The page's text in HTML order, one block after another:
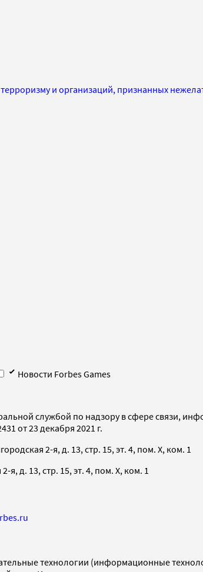
и организаций, признанных
Новости Forbes Games
службой по надзору в сфере связи,
от 23 декабря 2021 г.
2-я, д. 13, стр. 15, эт. 4, пом. X, ком. 1
я, д. 13, стр. 15, эт. 4, пом. X, ком. 1
технологии (информационные